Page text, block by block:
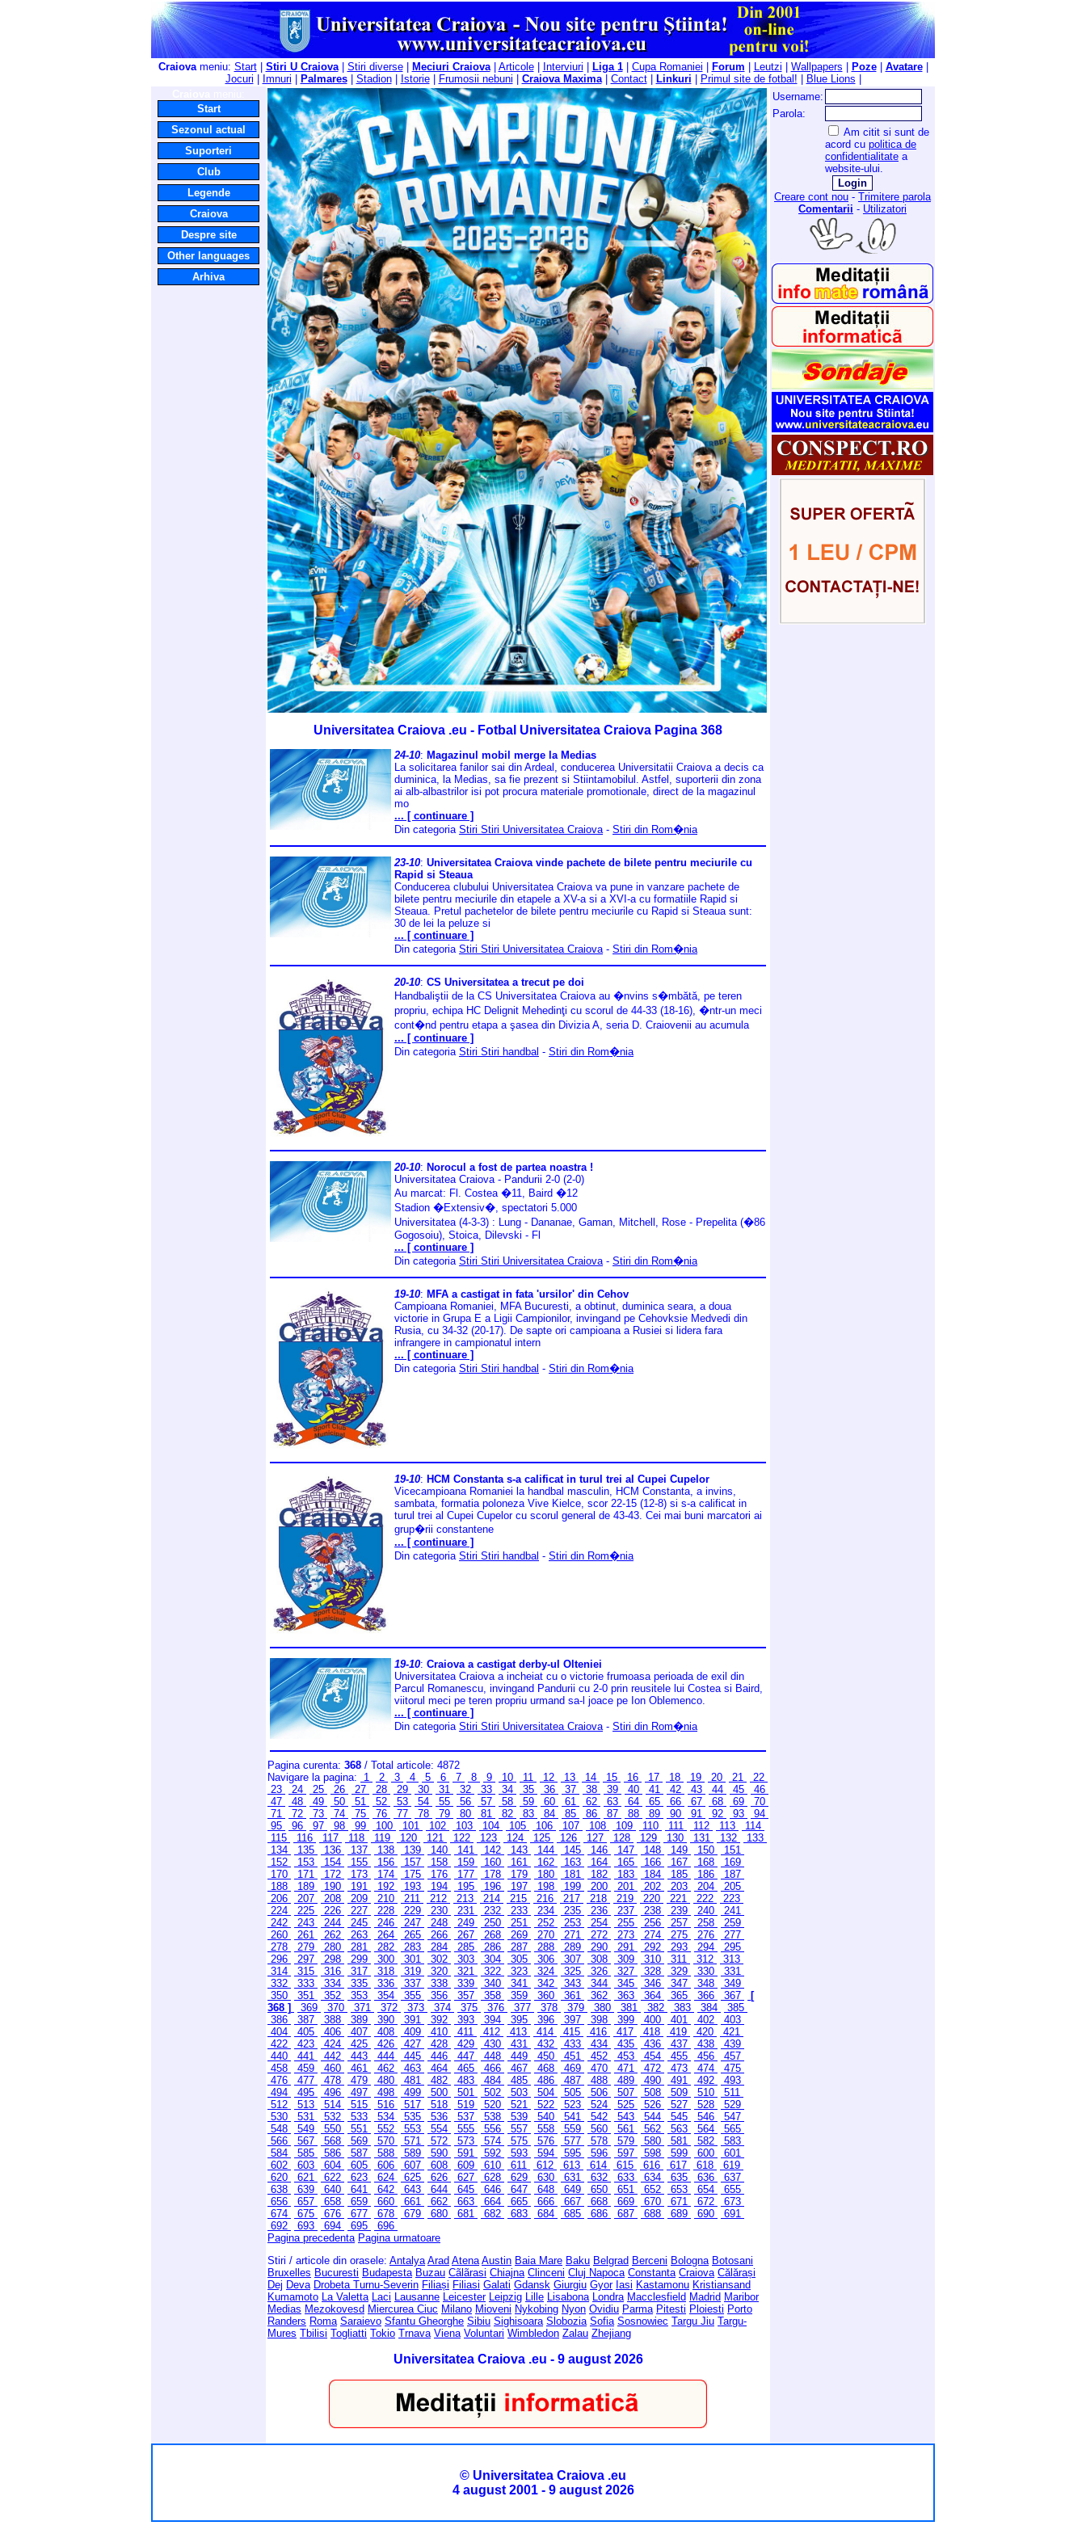
Craiovameniu: Start| Stiri U Craiova| Stiri diverse| Meciuri Craiova| Articole| Interviuri Liga 1| Cupa Romaniei Forum Leutzi Wallpapers Poze| Avatare|
Jocuri
Imnuri Palmares| Stadion| Istorie| Frumosii nebuni Craiova Maxima| Contact| Linkuri Primul site de fotbal! Blue Lions
Start
Sezonul actual
Suporteri
Club
Legende
Craiova
Despre site
Other languages
Arhiva
Universitatea Craiova .eu - Fotbal Universitatea Craiova Pagina 368
24-10: Magazinul mobil merge la Medias
La solicitarea fanilor sai din Ardeal, conducerea Universitatii Craiova a decis ca
duminica, la Medias, sa fie prezent si Stiintamobilul. Astfel, suporterii din zona
ai alb-albastrilor isi pot procura materiale promotionale, direct de la magazinul
mo
... [ continuare ]
Din categoria Stiri Stiri Universitatea Craiova - Stiri din Rom�nia
23-10: Universitatea Craiova vinde pachete de bilete pentru meciurile cu
Rapid si Steaua
Conducerea clubului Universitatea Craiova va pune in vanzare pachete de
bilete pentru meciurile din etapele a XV-a si a XVI-a cu formatiile Rapid si
Steaua. Pretul pachetelor de bilete pentru meciurile cu Rapid si Steaua sunt:
30 de lei la peluze si
... [ continuare ]
Din categoria Stiri Stiri Universitatea Craiova - Stiri din Rom�nia
20-10: CS Universitatea a trecut pe doi
Handbaliştii de la CS Universitatea Craiova au �nvins s�mbătă, pe teren
propriu, echipa HC Delignit Mehedinţi cu scorul de 44-33 (18-16), �ntr-un meci
cont�nd pentru etapa a şasea din Divizia A, seria D. Craiovenii au acumula
... [ continuare ]
Din categoria Stiri Stiri handbal - Stiri din Rom�nia
20-10: Norocul a fost de partea noastra !
Universitatea Craiova - Pandurii 2-0 (2-0)
Au marcat: Fl. Costea �11, Baird �12
Stadion �Extensiv�, spectatori 5.000
Universitatea (4-3-3) : Lung - Dananae, Gaman, Mitchell, Rose - Prepelita (�86
Gogosoiu), Stoica, Dilevski - Fl
... [ continuare ]
Din categoria Stiri Stiri Universitatea Craiova - Stiri din Rom�nia
19-10: MFA a castigat in fata 'ursilor' din Cehov
Campioana Romaniei, MFA Bucuresti, a obtinut, duminica seara, a doua
victorie in Grupa E a Ligii Campionilor, invingand pe Cehovksie Medvedi din
Rusia, cu 34-32 (20-17). De sapte ori campioana a Rusiei si lidera fara
infrangere in campionatul intern
... [ continuare ]
Din categoria Stiri Stiri handbal - Stiri din Rom�nia
19-10: HCM Constanta s-a calificat in turul trei al Cupei Cupelor
Vicecampioana Romaniei la handbal masculin, HCM Constanta, a invins,
sambata, formatia poloneza Vive Kielce, scor 22-15 (12-8) si s-a calificat in
turul trei al Cupei Cupelor cu scorul general de 43-43. Cei mai buni marcatori ai
grup�rii constantene
... [ continuare ]
Din categoria Stiri Stiri handbal - Stiri din Rom�nia
19-10: Craiova a castigat derby-ul Olteniei
Universitatea Craiova a incheiat cu o victorie frumoasa perioada de exil din
Parcul Romanescu, invingand Pandurii cu 2-0 prin reusitele lui Costea si Baird,
viitorul meci pe teren propriu urmand sa-l joace pe Ion Oblemenco.
... [ continuare ]
Din categoria Stiri Stiri Universitatea Craiova - Stiri din Rom�nia
Pagina curenta: 368 / Total articole: 4872
Navigare la pagina:
1 2 3 4 5 6 7 8 9 10 11 12 13 14 15 16 17 18 19 20 21
22
23
24 25 26 27 28 29 30 31 32 33 34 35 36 37 38 39 40 41 42 43 44 45
46
47
48 49 50 51 52 53 54 55 56 57 58 59 60 61 62 63 64 65 66 67 68 69
70
71
72 73 74 75 76 77 78 79 80 81 82 83 84 85 86 87 88 89 90 91 92 93
94
95
96 97 98 99 100 101 102 103 104 105 106 107 108 109 110 111 112 113
114
115
116 117 118 119 120 121 122 123 124 125 126 127 128 129 130 131 132
133
134
135 136 137 138 139 140 141 142 143 144 145 146 147 148 149 150
151
152
153 154 155 156 157 158 159 160 161 162 163 164 165 166 167 168
169
170
171 172 173 174 175 176 177 178 179 180 181 182 183 184 185 186
187
188
189 190 191 192 193 194 195 196 197 198 199 200 201 202 203 204
205
206
207 208 209 210 211 212 213 214 215 216 217 218 219 220 221 222
223
224
225 226 227 228 229 230 231 232 233 234 235 236 237 238 239 240
241
242
243 244 245 246 247 248 249 250 251 252 253 254 255 256 257 258
259
260
261 262 263 264 265 266 267 268 269 270 271 272 273 274 275 276
277
278
279 280 281 282 283 284 285 286 287 288 289 290 291 292 293 294
295
296
297 298 299 300 301 302 303 304 305 306 307 308 309 310 311 312
313
314
315 316 317 318 319 320 321 322 323 324 325 326 327 328 329 330
331
332
333 334 335 336 337 338 339 340 341 342 343 344 345 346 347 348
349
350
351 352 353 354 355 356 357 358 359 360 361 362 363 364 365 366 367
[
368 ]
369 370 371 372 373 374 375 376 377 378 379 380 381 382 383 384
385
386
387 388 389 390 391 392 393 394 395 396 397 398 399 400 401 402
403
404
405 406 407 408 409 410 411 412 413 414 415 416 417 418 419 420
421
422
423 424 425 426 427 428 429 430 431 432 433 434 435 436 437 438
439
440
441 442 443 444 445 446 447 448 449 450 451 452 453 454 455 456
457
458
459 460 461 462 463 464 465 466 467 468 469 470 471 472 473 474
475
476
477 478 479 480 481 482 483 484 485 486 487 488 489 490 491 492
493
494
495 496 497 498 499 500 501 502 503 504 505 506 507 508 509 510
511
512
513 514 515 516 517 518 519 520 521 522 523 524 525 526 527 528
529
530
531 532 533 534 535 536 537 538 539 540 541 542 543 544 545 546
547
548
549 550 551 552 553 554 555 556 557 558 559 560 561 562 563 564
565
566
567 568 569 570 571 572 573 574 575 576 577 578 579 580 581 582
583
584
585 586 587 588 589 590 591 592 593 594 595 596 597 598 599 600
601
602
603 604 605 606 607 608 609 610 611 612 613 614 615 616 617 618
619
620
621 622 623 624 625 626 627 628 629 630 631 632 633 634 635 636
637
638
639 640 641 642 643 644 645 646 647 648 649 650 651 652 653 654
655
656
657 658 659 660 661 662 663 664 665 666 667 668 669 670 671 672
673
674
675 676 677 678 679 680 681 682 683 684 685 686 687 688 689 690
691
692
693 694 695
696
Pagina precedenta Pagina urmatoare
Stiri / articole din orasele: Antalya Arad Atena Austin Baia Mare Baku Belgrad Berceni Bologna Botosani
Bruxelles Bucuresti Budapesta Buzau Cãlãrasi Chiajna Clinceni Cluj Napoca Constanta Craiova Călărași
Dej Deva Drobeta Turnu-Severin Filiași Filiasi Galati Gdansk Giurgiu Gyor Iasi Kastamonu Kristiansand
Kumamoto La Valetta Laci Lausanne Leicester Leipzig Lille Lisabona Londra Macclesfield Madrid Maribor
Medias Mezokovesd Miercurea Ciuc Milano Mioveni Nykobing Nyon Ovidiu Parma Pitesti Ploiesti Porto
Randers Roma Saraievo Sfantu Gheorghe Sibiu Sighisoara Slobozia Sofia Sosnowiec Targu Jiu Targu-
Mures Tbilisi Togliatti Tokio Trnava Viena Voluntari Wimbledon Zalau Zhejiang
Universitatea Craiova .eu - 9 august 2026
Username:
Parola:
Am citit si sunt de
acord cu politica de
confidentialitate a
website-ului.
Creare cont nou - Trimitere parola
Comentarii - Utilizatori
© Universitatea Craiova .eu
4 august 2001 - 9 august 2026